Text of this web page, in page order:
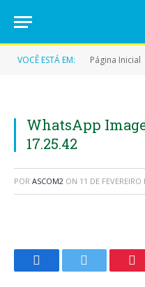
VOCÊ ESTÁ EM: Página Inicial
WhatsApp
17.25.42
POR ASCOM2 ON 11 DE FEVEREIRO
FacebookTwitter